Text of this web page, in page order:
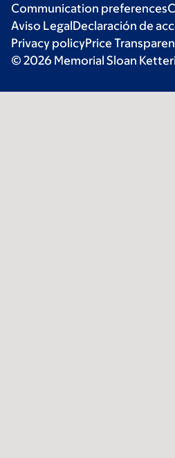
Communication preferences
Aviso LegalDeclaración de
Privacy policyPrice
© 2026 Memorial Sloan